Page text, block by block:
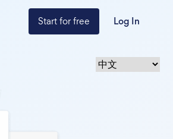
Start for free Log In